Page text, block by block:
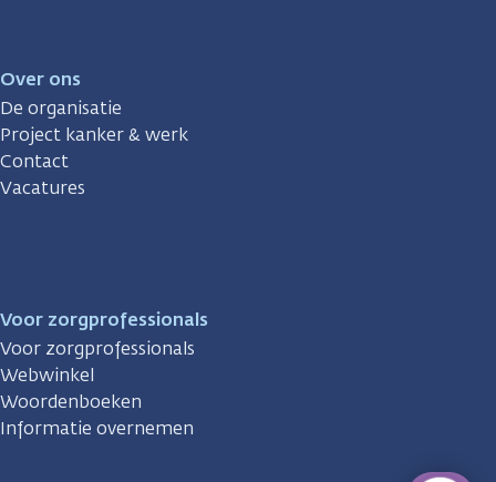
Over ons
De organisatie
Project kanker & werk
Contact
Vacatures
Voor zorgprofessionals
Voor zorgprofessionals
Webwinkel
Woordenboeken
Informatie overnemen